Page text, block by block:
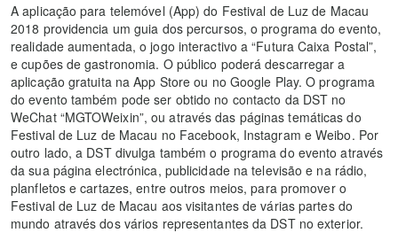
A aplicação para telemóvel (App) do Festival de Luz de Macau
2018 providencia um guia dos percursos, o programa do evento,
realidade aumentada, o jogo interactivo a “Futura Caixa Postal”,
e cupões de gastronomia. O público poderá descarregar a
aplicação gratuita na App Store ou no Google Play. O programa
do evento também pode ser obtido no contacto da DST no
WeChat “MGTOWeixin”, ou através das páginas temáticas do
Festival de Luz de Macau no Facebook, Instagram e Weibo. Por
outro lado, a DST divulga também o programa do evento através
da sua página electrónica, publicidade na televisão e na rádio,
planfletos e cartazes, entre outros meios, para promover o
Festival de Luz de Macau aos visitantes de várias partes do
mundo através dos vários representantes da DST no exterior.